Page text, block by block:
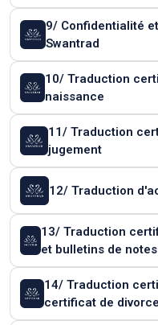
9/ Confidentialité
Swantrad
10/ Traduction
naissance
11/ Traduction
jugement
12/ Traduction
13/ Traduction certifiée
et bulletins de notes
14/ Traduction
certificat de divorce